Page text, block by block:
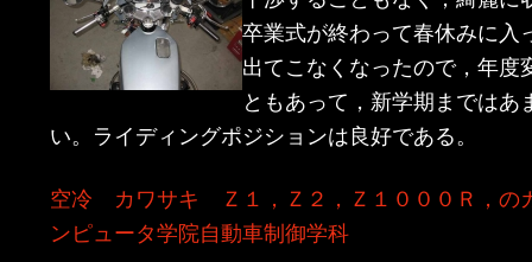
卒業式が終わって春休みに入
出てこなくなったので，年度
ともあって，新学期まではあ
い。ライディングポジションは良好である。
空冷 カワサキ Ｚ１，Ｚ２，Ｚ１０００Ｒ，の
ンピュータ学院自動車制御学科